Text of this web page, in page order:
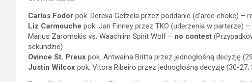
Carlos Fodor pok. Dereka Getzela przez poddanie (d’arce choke) –
Liz Carmouche pok. Jan Finney przez TKO (uderzenia w parterze) –
Marius Zaromskis vs. Waachiim Spirit Wolf – no contest
sekundzie)
Ovince St. Preux pok. Antwaina Britta przez jednogłośną decyzję
Justin Wilcox pok. Vitora Ribeiro przez jednogłośną decyzję (30-27;